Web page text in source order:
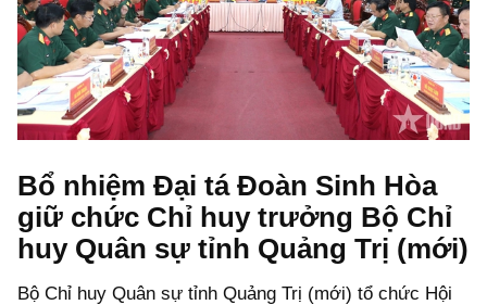
Bổ nhiệm Đại tá Đoàn Sinh Hòa
giữ chức Chỉ huy trưởng Bộ Chỉ
huy Quân sự tỉnh Quảng Trị (mới)
Bộ Chỉ huy Quân sự tỉnh Quảng Trị (mới) tổ chức Hội